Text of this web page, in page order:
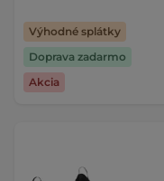
Výhodné splátky
Doprava zadarmo
Akcia